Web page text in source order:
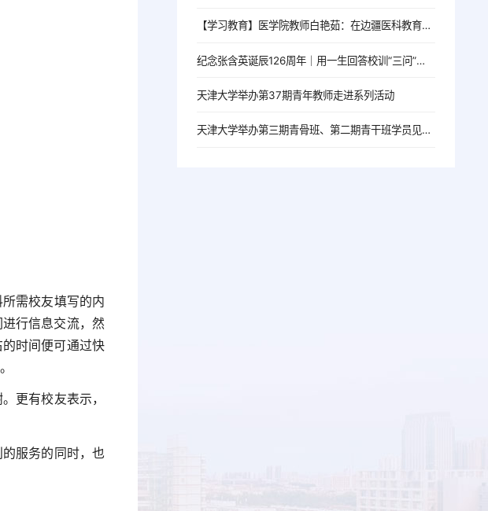
需校友填写的内
行信息交流，然
时间便可通过快
更有校友表示，
服务的同时，也
【学习教育】医学院教师白艳茹：在边疆医科教育一线践行育人初心
纪念张含英诞辰126周年｜用一生回答校训“三问”的北洋老校长
天津大学举办第37期青年教师走进系列活动
天津大学举办第三期青骨班、第二期青干班学员见面会